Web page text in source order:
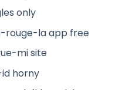
only
rouge-la app free
mi site
horny